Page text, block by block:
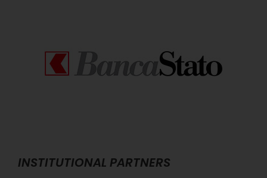
INSTITUTIONAL PARTNERS